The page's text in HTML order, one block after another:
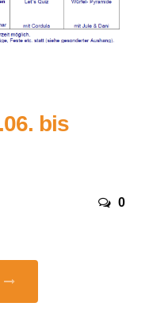
bis
0